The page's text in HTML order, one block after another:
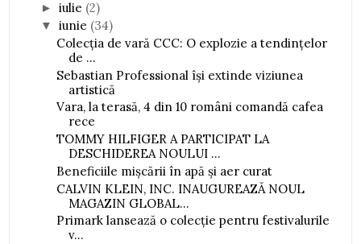
►iulie (2)
▼iunie (34)
Colecția de vară CCC: O explozie a tendințelor
de ...
Sebastian Professional își extinde viziunea
artistică
Vara, la terasă, 4 din 10 români comandă cafea
rece
TOMMY HILFIGER A PARTICIPAT LA
DESCHIDEREA NOULUI ...
Beneficiile mișcării în apă și aer curat
CALVIN KLEIN, INC. INAUGUREAZĂ NOUL
MAGAZIN GLOBAL...
Primark lansează o colecție pentru festivalurile
v...